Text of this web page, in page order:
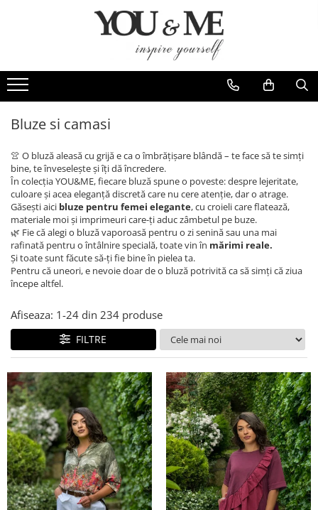
Bluze si camasi
Pantaloni
Geci si jachete
Rochii de eveniment
Compleuri si costume
Salopete
Tricouri si topuri
Fuste
Sacouri
Costume de baie
Genti
Esarfe
Coliere si brose
Bluze si camasi
👚 O bluză aleasă cu grijă e ca o îmbrățișare blândă – te face să te simți
bine, te înveselește și îți dă încredere.
În colecția YOU&ME, fiecare bluză spune o poveste: despre lejeritate,
culoare și acea eleganță discretă care nu cere atenție, dar o atrage.
Găsești aici bluze pentru femei elegante, cu croieli care flatează,
materiale moi și imprimeuri care-ți aduc zâmbetul pe buze.
🌿 Fie că alegi o bluză vaporoasă pentru o zi senină sau una mai
rafinată pentru o întâlnire specială, toate vin în mărimi reale.
Și toate sunt făcute să-ți fie bine în pielea ta.
Pentru că uneori, e nevoie doar de o bluză potrivită ca să simți că ziua
începe altfel.
Afiseaza: 1-24 din 234 produse
FILTRE